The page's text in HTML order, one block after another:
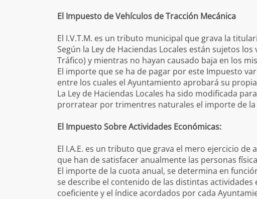
El Impuesto de Vehículos de Tracción Mecánica
El I.V.T.M. es un tributo municipal que grava la
Según la Ley de Haciendas Locales están sujetos
Tráfico) y mientras no hayan causado baja en los
El importe que se ha de pagar por este Impuesto
entre los cuales el Ayuntamiento aprobará su
La Ley de Haciendas Locales ha sido modificada
prorratear por trimentres naturales el importe de la
El Impuesto Sobre Actividades Económicas:
El I.A.E. es un tributo que grava el mero ejercicio
que han de satisfacer anualmente las personas
El importe de la cuota anual, se determina en
se describe el contenido de las distintas
coeficiente y el índice acordados por cada